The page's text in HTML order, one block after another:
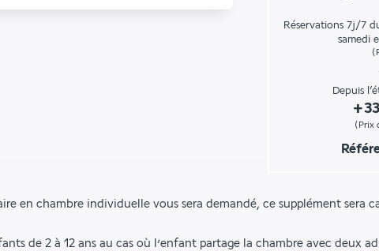
Réservations 7j/7
samedi
Depuis
(Prix
en chambre individuelle vous sera demandé, ce supplément sera
de 2 à 12 ans au cas où l’enfant partage la chambre avec deux